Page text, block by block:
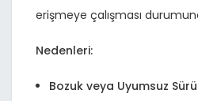
erişmeye çalışması
Nedenleri:
Bozuk veya Uyumsuz